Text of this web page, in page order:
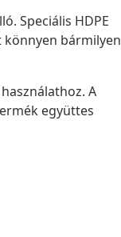
Speciális HDPE
könnyen bármilyen
A
együttes